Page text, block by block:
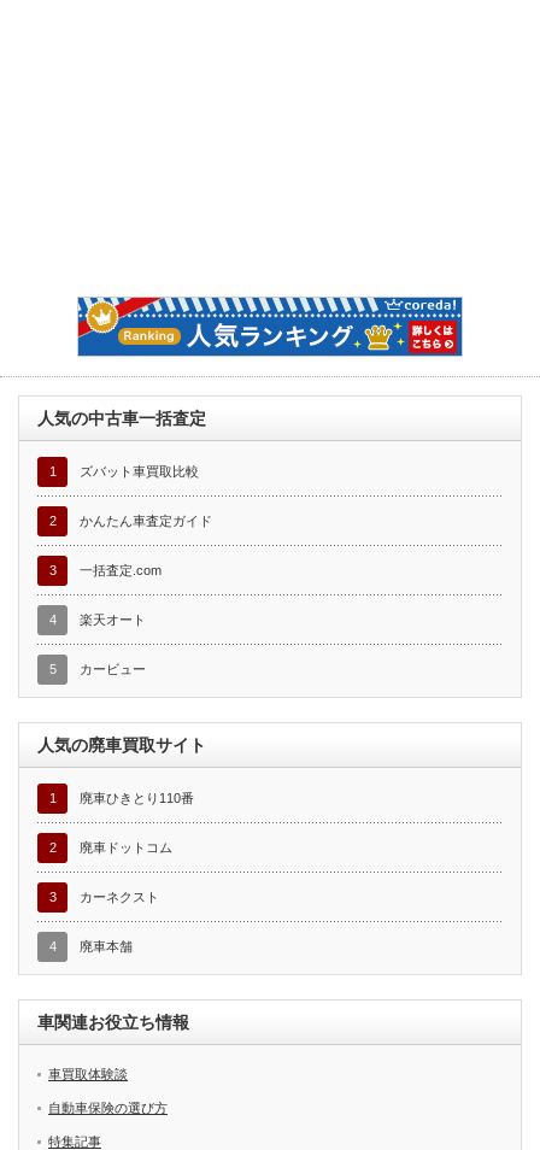
人気の中古車一括査定
1 ズバット車買取比較
2 かんたん車査定ガイド
3 一括査定.com
4 楽天オート
5 カービュー
人気の廃車買取サイト
1 廃車ひきとり110番
2 廃車ドットコム
3 カーネクスト
4 廃車本舗
車関連お役立ち情報
車買取体験談
自動車保険の選び方
特集記事